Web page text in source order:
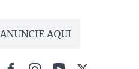
ANUNCIE AQUI